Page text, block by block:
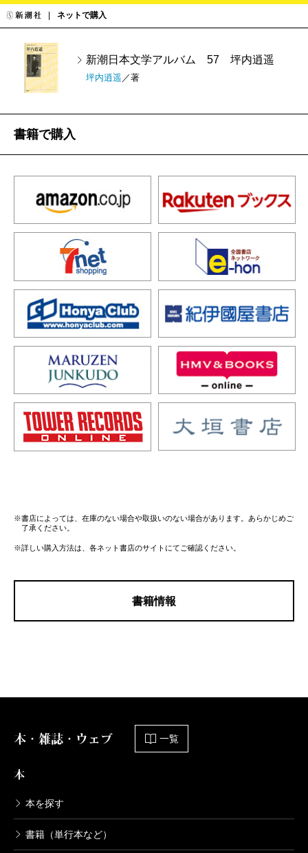
ネットで購入
新潮日本文学アルバム 57 坪内逍遥
坪内逍遥 ／著
書籍で購入
※書店によっては、在庫のない場合や取扱いのない場合があります。あらかじめご
了承ください。
※詳しい購入方法は、各ネット書店のサイトにてご確認ください。
書籍情報
本・雑誌・ウェブ 一覧
本
本を探す
書籍（単行本など）